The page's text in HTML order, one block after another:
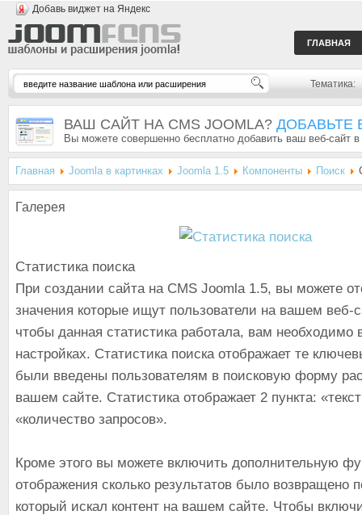
Добавь виджет на Яндекс
ГЛАВНАЯ
Тематика:
ВАШ САЙТ НА CMS JOOMLA? ДОБАВЬТЕ
Вы можете совершенно бесплатно добавить ваш веб-сайт
Главная Joomla в картинках Joomla 1.5 Компоненты Поиск
Галерея
Статистика поиска
При создании сайта на CMS Joomla 1.5, вы можете
значения которые ищут пользователи на вашем веб-
чтобы данная статистика работала, вам необходимо
настройках. Статистика поиска отображает те
были введены пользователям в поисковую форму
вашем сайте. Статистика отображает 2 пункта:
«количество запросов».
Кроме этого вы можете включить дополнительную
отображения сколько результатов было возвращено
который искал контент на вашем сайте. Чтобы